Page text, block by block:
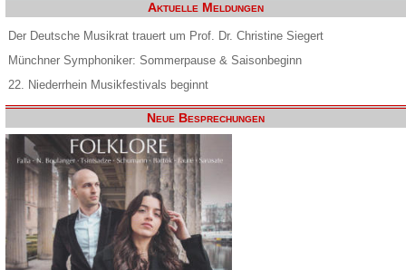
Aktuelle Meldungen
Der Deutsche Musikrat trauert um Prof. Dr. Christine Siegert
Münchner Symphoniker: Sommerpause & Saisonbeginn
22. Niederrhein Musikfestivals beginnt
Neue Besprechungen